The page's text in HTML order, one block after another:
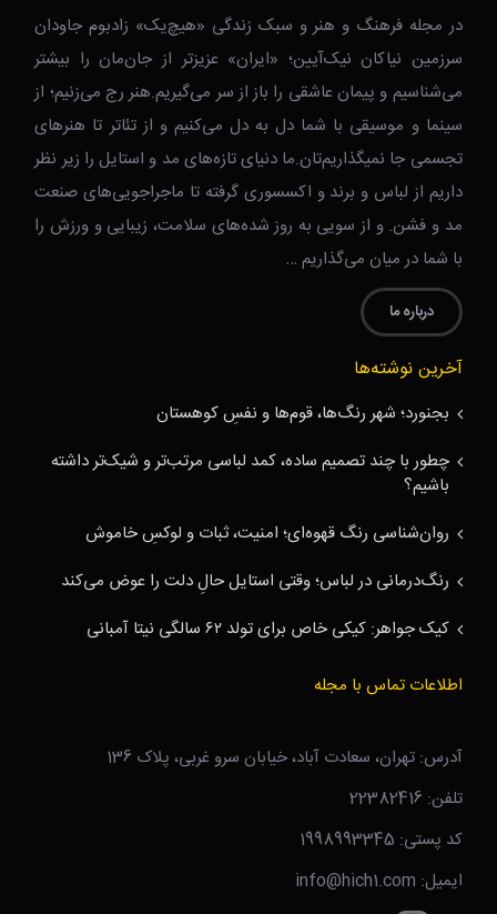
در مجله فرهنگ و هنر و سبک زندگی‌ «هیچ‌یک» زادبوم جاودان
سرزمین نیاکان نیک‌‌‌آیین؛ «ایران» عزیزتر از جان‌مان را بیشتر
می‌شناسیم و پیمان عاشقی را باز از سر می‌گیریم.هنر رج می‌زنیم؛ از
سینما و موسیقی با شما دل به دل می‌کنیم و از تئاتر تا هنرهای
تجسمی جا نمیگذاریم‌تان.ما دنیای تازه‌های مد و استایل را زیر نظر
داریم از لباس و برند و اکسسوری گرفته تا ماجراجویی‌های صنعت
مد و فشن. و از سویی به روز شده‌های سلامت، زیبایی و ورزش را
با شما در میان می‌گذاریم …
درباره ما
آخرین نوشته‌ها
بجنورد؛ شهر رنگ‌ها، قوم‌ها و نفسِ کوهستان
چطور با چند تصمیم ساده، کمد لباسی مرتب‌تر و شیک‌تر داشته
باشیم؟
روان‌شناسی رنگ قهوه‌ای؛ امنیت، ثبات و لوکسِ خاموش
رنگ‌درمانی در لباس؛ وقتی استایل حالِ دلت را عوض می‌کند
کیک جواهر: کیکی خاص برای تولد ۶۲ سالگی نیتا آمبانی
اطلاعات تماس با مجله
آدرس: تهران، سعادت آباد، خیابان سرو غربی، پلاک 136
تلفن: 22382416
کد پستی: 1998993345
ایمیل: info@hich1.com